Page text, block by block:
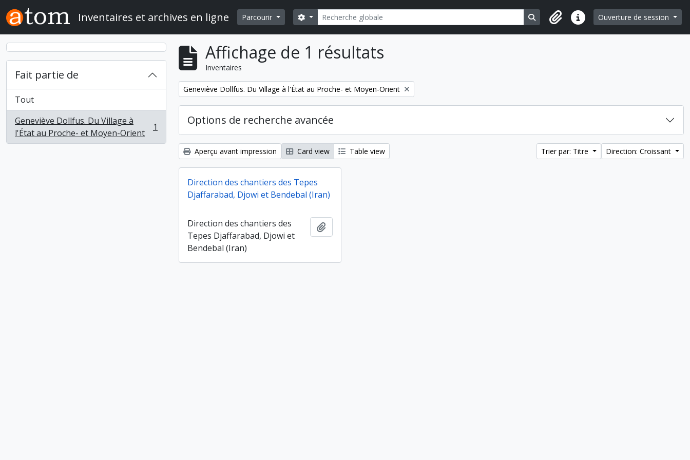
Skip to main content
Inventaires et archives en ligne Parcourir Rechercher
Search options Search in browse page
Liens rapidesOuverture de session
Fait partie de
Tout
Geneviève Dollfus. Du Village à
l'État au Proche- et Moyen-Orient
, 1 résultats 1
Affichage de 1 résultats
Inventaires
Remove filter:
Geneviève Dollfus. Du Village à l'État au Proche- et Moyen-Orient
Options de recherche avancée
Aperçu avant impression Card view Table view Trier par: Titre Direction: Croissant
Direction des chantiers des Tepes
Djaffarabad, Djowi et Bendebal (Iran)
Direction des chantiers des
Tepes Djaffarabad, Djowi et
Bendebal (Iran)